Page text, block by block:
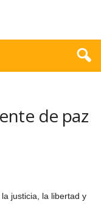
de paz
justicia, la libertad y